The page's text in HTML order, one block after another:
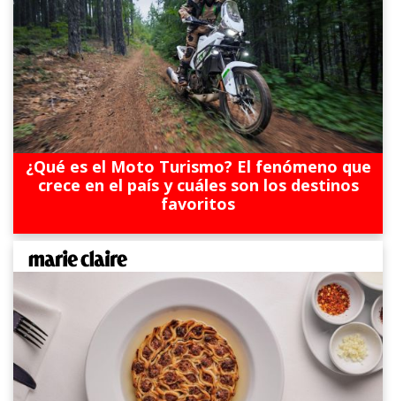
¿Qué es el Moto Turismo? El fenómeno que
crece en el país y cuáles son los destinos
favoritos